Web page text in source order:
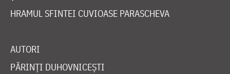
HRAMUL SFINTEI CUVIOASE PARASCHEVA
AUTORI
PĂRINȚI DUHOVNICEȘTI